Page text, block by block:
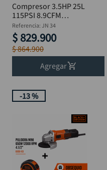
Compresor 3.5HP 25L
115PSI 8.9CFM
DISCOVER JN 34
Referencia: JN 34
$ 829.900
$864.900
Agregar
-13 %